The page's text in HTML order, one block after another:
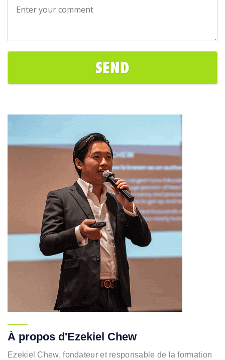
À propos d'Ezekiel Chew
Ezekiel Chew, fondateur et responsable de la formation